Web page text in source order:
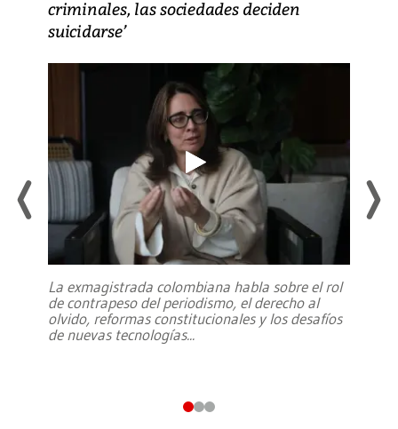
criminales, las sociedades deciden
suicidarse’
La exmagistrada colombiana habla sobre el rol
de contrapeso del periodismo, el derecho al
olvido, reformas constitucionales y los desafíos
de nuevas tecnologías...